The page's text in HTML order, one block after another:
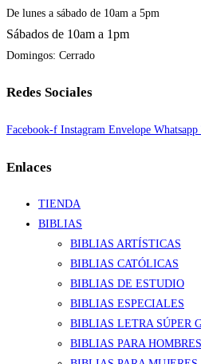
De lunes a sábado de 10am a 5pm
Sábados de 10am a 1pm
Domingos: Cerrado
Redes Sociales
Facebook-f Instagram Envelope Whatsapp
Enlaces
TIENDA
BIBLIAS
BIBLIAS ARTÍSTICAS
BIBLIAS CATÓLICAS
BIBLIAS DE ESTUDIO
BIBLIAS ESPECIALES
BIBLIAS LETRA SÚPER
BIBLIAS PARA HOMBRES